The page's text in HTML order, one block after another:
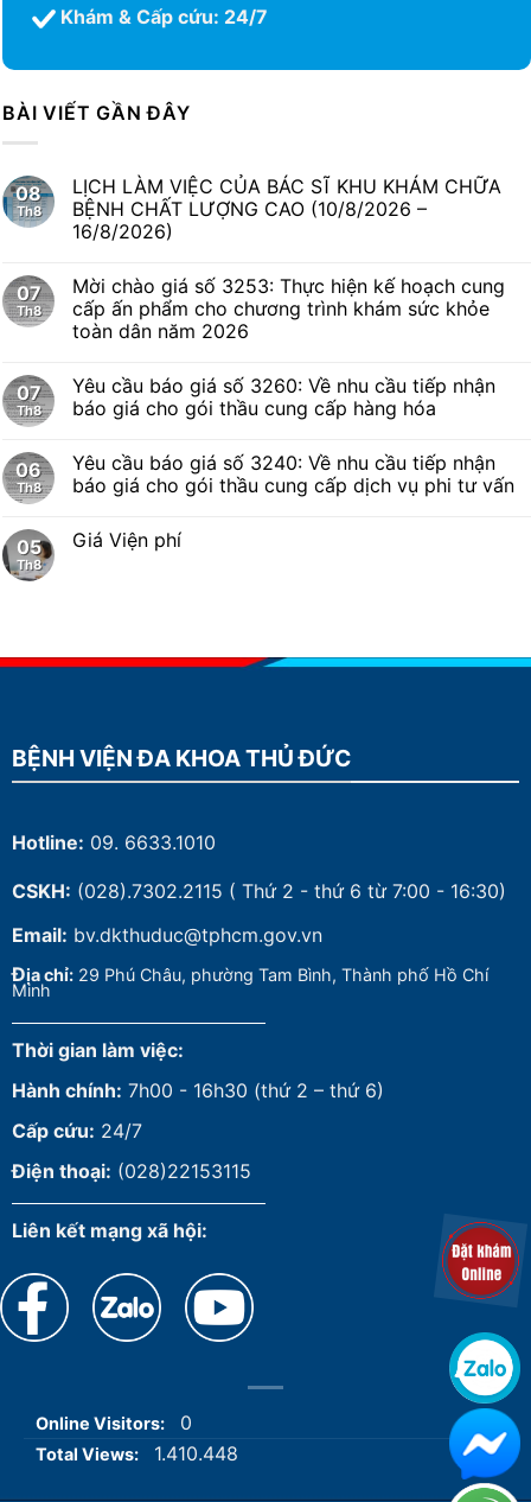
Khám & Cấp cứu: 24/7
BÀI VIẾT GẦN ĐÂY
08
Th8
LỊCH LÀM VIỆC CỦA BÁC SĨ KHU KHÁM CHỮA
BỆNH CHẤT LƯỢNG CAO (10/8/2026 –
16/8/2026)
07
Th8
Mời chào giá số 3253: Thực hiện kế hoạch cung
cấp ấn phẩm cho chương trình khám sức khỏe
toàn dân năm 2026
07
Th8
Yêu cầu báo giá số 3260: Về nhu cầu tiếp nhận
báo giá cho gói thầu cung cấp hàng hóa
06
Th8
Yêu cầu báo giá số 3240: Về nhu cầu tiếp nhận
báo giá cho gói thầu cung cấp dịch vụ phi tư vấn
05
Th8
Giá Viện phí
BỆNH VIỆN ĐA KHOA THỦ ĐỨC
Hotline: 09. 6633.1010
CSKH: (028).7302.2115 ( Thứ 2 - thứ 6 từ 7:00 - 16:30)
Email: bv.dkthuduc@tphcm.gov.vn
Địa chỉ: 29 Phú Châu, phường Tam Bình, Thành phố Hồ Chí
Minh
Thời gian làm việc:
Hành chính: 7h00 - 16h30 (thứ 2 – thứ 6)
Cấp cứu: 24/7
Điện thoại: (028)22153115
Liên kết mạng xã hội:
Online Visitors: 0
Total Views: 1.410.448